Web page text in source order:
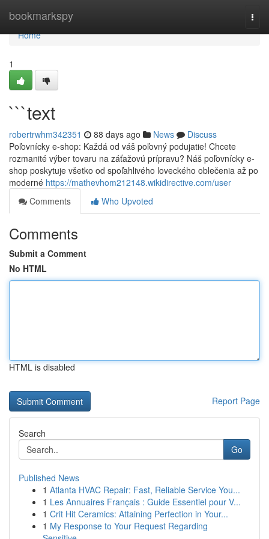
bookmarkspy
Home
Home
1
```text
robertrwhm342351 88 days ago News
Discuss
Poľovnícky e-shop: Každá od váš poľovný podujatie! Chcete
rozmanité výber tovaru na záťažovú prípravu? Náš poľovnícky e-
shop poskytuje všetko od spoľahlivého loveckého oblečenia až po
moderné https://mathevhom212148.wikidirective.com/user
Comments
Who Upvoted
Comments
Submit a Comment
No HTML
HTML is disabled
Report Page
Search
Go
Published News
1 Atlanta HVAC Repair: Fast, Reliable Service You...
1 Les Annuaires Français : Guide Essentiel pour V...
1 Crit Hit Ceramics: Attaining Perfection in Your...
1 My Response to Your Request Regarding